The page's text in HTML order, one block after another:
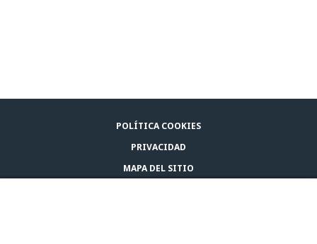
POLÍTICA COOKIES
PRIVACIDAD
MAPA DEL SITIO